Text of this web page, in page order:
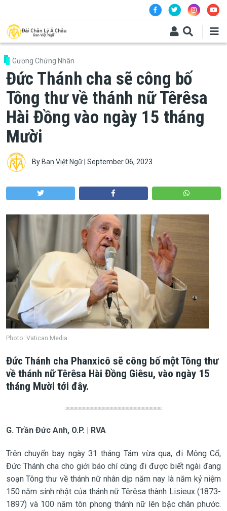
Gương Chứng Nhân
Đức Thánh cha sẽ công bố
Tông thư về thánh nữ Têrêsa
Hài Đồng vào ngày 15 tháng
Mười
By Ban Việt Ngữ| September 06, 2023
Photo: Vatican Media
Đức Thánh cha Phanxicô sẽ công bố một Tông thư
về thánh nữ Têrêsa Hài Đồng Giêsu, vào ngày 15
tháng Mười tới đây.
G. Trần Đức Anh, O.P. | RVA
Trên chuyến bay ngày 31 tháng Tám vừa qua, đi Mông Cổ,
Đức Thánh cha cho giới báo chí cùng đi được biết ngài đang
soạn Tông thư về thánh nữ nhân dịp năm nay là năm kỷ niệm
150 năm sinh nhật của thánh nữ Têrêsa thành Lisieux (1873-
1897) và 100 năm tôn phong thánh nữ lên bậc chân phước.